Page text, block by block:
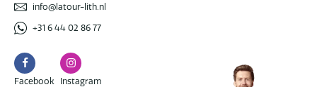
info@latour-lith.nl
+31 6 44 02 86 77
Facebook
Facebook
Instagram
Instagram